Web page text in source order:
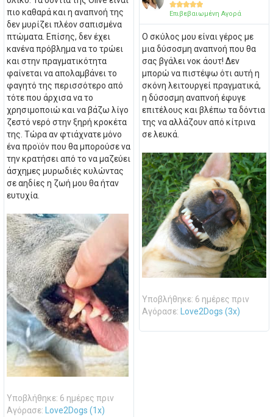
πιο καθαρά και η αναπνοή της
δεν μυρίζει πλέον σαπισμένα
πτώματα. Επίσης, δεν έχει
κανένα πρόβλημα να το τρώει
και στην πραγματικότητα
φαίνεται να απολαμβάνει το
φαγητό της περισσότερο από
τότε που άρχισα να το
χρησιμοποιώ και να βάζω λίγο
ζεστό νερό στην ξηρή κροκέτα
της. Τώρα αν φτιάχνατε μόνο
ένα προϊόν που θα μπορούσε να
την κρατήσει από το να μαζεύει
άσχημες μυρωδιές κυλώντας
σε αηδίες η ζωή μου θα ήταν
ευτυχία.
Υποβλήθηκε: 6 ημέρες πριν
Αγόρασε:
Love2Dogs (1x)

Επιβεβαιωμένη Αγορά
Ο σκύλος μου είναι γέρος με
μια δύσοσμη αναπνοή που θα
σας βγάλει νοκ άουτ! Δεν
μπορώ να πιστέψω ότι αυτή η
σκόνη λειτουργεί πραγματικά,
η δύσοσμη αναπνοή έφυγε
επιτέλους και βλέπω τα δόντια
της να αλλάζουν από κίτρινα
σε λευκά.
Υποβλήθηκε: 6 ημέρες πριν
Αγόρασε: Love2Dogs (3x)